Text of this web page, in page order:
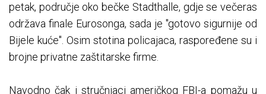
petak, područje oko bečke Stadthalle, gdje se večeras
održava finale Eurosonga, sada je "gotovo sigurnije od
Bijele kuće". Osim stotina policajaca, raspoređene su i
brojne privatne zaštitarske firme.
Navodno čak i stručnjaci američkog FBI-a pomažu u